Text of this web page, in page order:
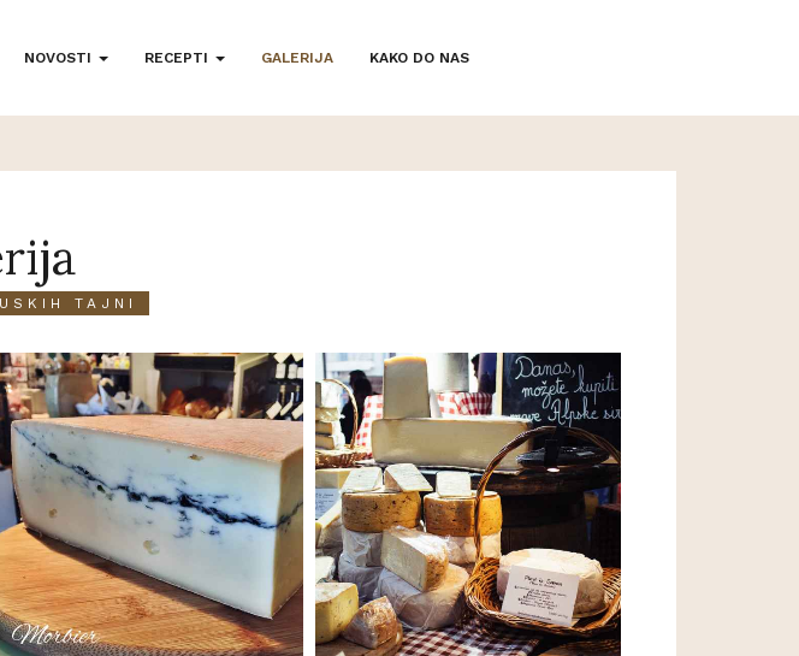
NOVOSTI RECEPTI GALERIJA KAKO DO NAS
TAJNI